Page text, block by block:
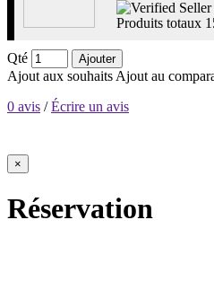
Produits totaux
Qté Ajouter
Ajout aux souhaits Ajout au
0 avis /Écrire un avis
×
Réservation